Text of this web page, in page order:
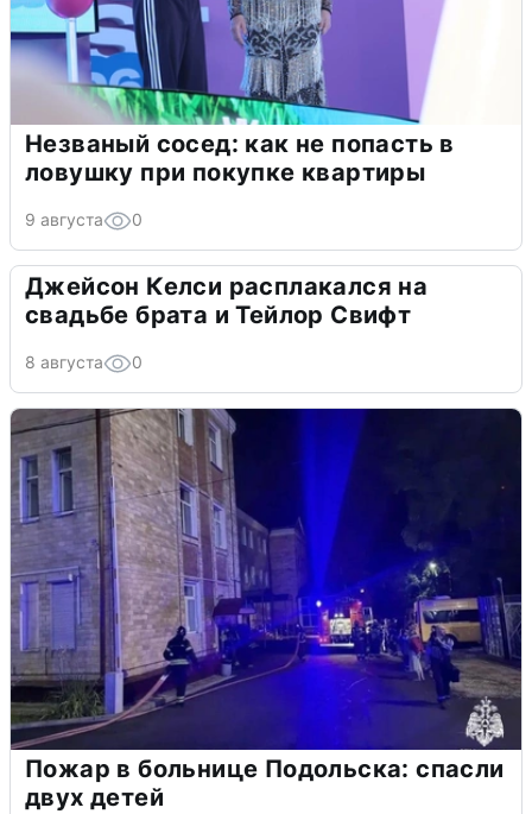
Незваный сосед: как не попасть в
ловушку при покупке квартиры
9 августа 0
Джейсон Келси расплакался на
свадьбе брата и Тейлор Свифт
8 августа 0
Пожар в больнице Подольска: спасли
двух детей